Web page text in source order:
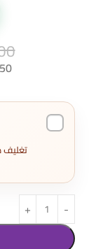
50 متوفر في